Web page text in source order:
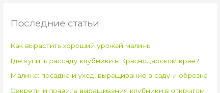
Последние статьи
Как вырастить хороший урожай малины
Где купить рассаду клубники в Краснодарском крае?
Малина: посадка и уход, выращивание в саду и обрезка
Секреты и правила выращивания клубники в открытом